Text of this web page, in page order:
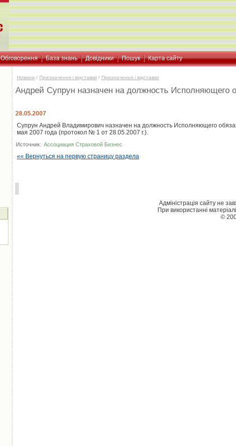
Обговорення База знань Довідники Пошук Карта сайту
Новини / Призначення і відставки / Призначення і відставки
Андрей Супрун назначен на должность Исполняющего
28.05.2007
Супрун Андрей Владимирович назначен на должность Исполняющего
мая 2007 года (протокол № 1 от 28.05.2007 г.).
Источник: Ассоциация Страховой Бизнес
«« Вернуться на первую страницу раздела
Адміністрація сайту не
При використанні
©